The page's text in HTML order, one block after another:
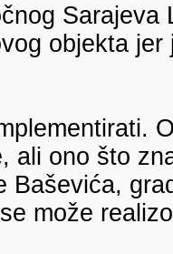
objekta
ali ono što
Baševića,
može